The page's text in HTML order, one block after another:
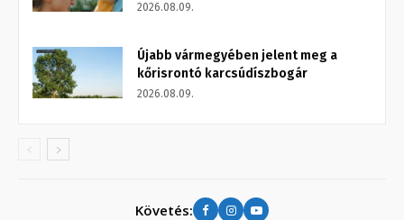
2026.08.09.
Újabb vármegyében jelent meg a
kőrisrontó karcsúdíszbogár
2026.08.09.
Követés: